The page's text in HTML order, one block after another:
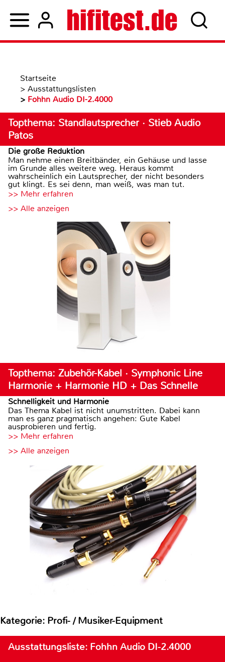
Startseite
> Ausstattungslisten
> Fohhn Audio DI-2.4000
Topthema: Standlautsprecher · Stieb Audio
Patos
Die große Reduktion
Man nehme einen Breitbänder, ein Gehäuse und lasse
im Grunde alles weitere weg. Heraus kommt
wahrscheinlich ein Lautsprecher, der nicht besonders
gut klingt. Es sei denn, man weiß, was man tut.
>> Mehr erfahren
>> Alle anzeigen
Topthema: Zubehör-Kabel · Symphonic Line
Harmonie + Harmonie HD + Das Schnelle
Schnelligkeit und Harmonie
Das Thema Kabel ist nicht unumstritten. Dabei kann
man es ganz pragmatisch angehen: Gute Kabel
ausprobieren und fertig.
>> Mehr erfahren
>> Alle anzeigen
Kategorie: Profi- / Musiker-Equipment
Ausstattungsliste: Fohhn Audio DI-2.4000